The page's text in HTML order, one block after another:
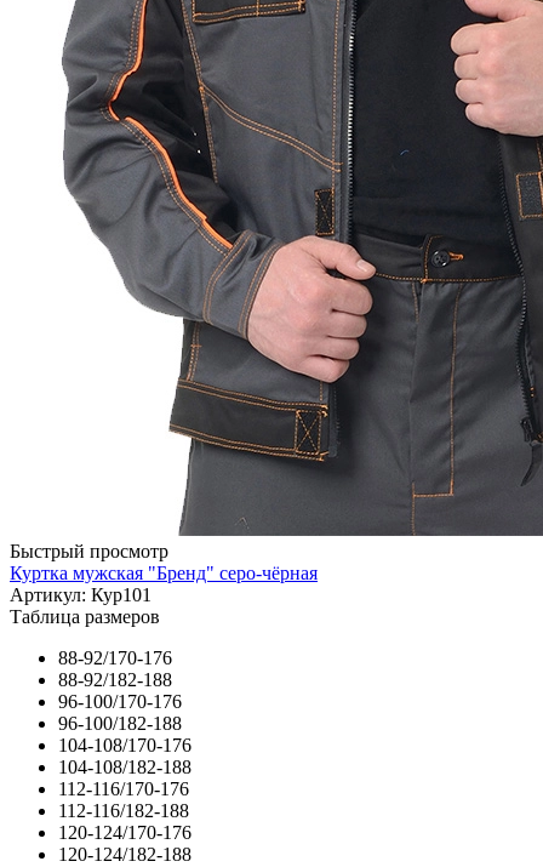
Быстрый просмотр
Куртка мужская "Бренд" серо-чёрная
Артикул: Кур101
Таблица размеров
88-92/170-176
88-92/182-188
96-100/170-176
96-100/182-188
104-108/170-176
104-108/182-188
112-116/170-176
112-116/182-188
120-124/170-176
120-124/182-188